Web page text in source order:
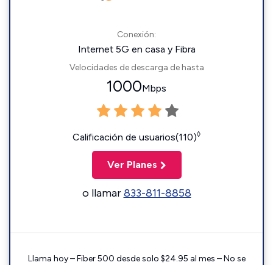
Conexión:
Internet 5G en casa y Fibra
Velocidades de descarga de hasta
1000Mbps
Calificación de usuarios(110)◊
Ver Planes
o llamar833-811-8858
Llama hoy – Fiber 500 desde solo $24.95 al mes – No se